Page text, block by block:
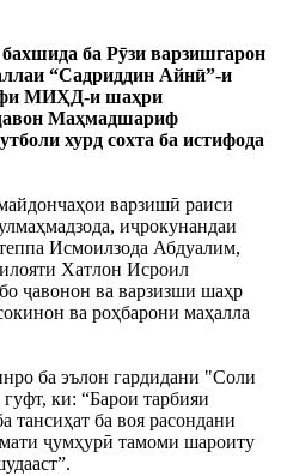
ба Рӯзи варзишгарон
“Садриддин Айнӣ”-и
МИҲД-и шаҳри
Маҳмадшариф
хурд сохта ба истифода
варзишӣ раиси
иҷрокунандаи
Исмоилзода Абдуалим,
Хатлон Исроил
ҷавонон ва варзизши шаҳр
ва роҳбарони маҳалла
ба эълон гардидани "Соли
ки: “Барои тарбияи
тансиҳат ба воя расондани
ҷумҳурӣ тамоми шароиту